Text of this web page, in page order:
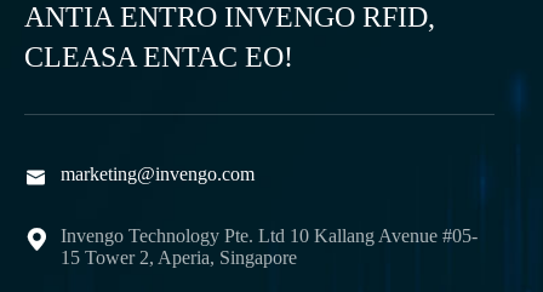
ANTIA ENTRO INVENGO RFID,
CLEASA ENTAC EO!
 marketing@invengo.com

Invengo Technology Pte. Ltd 10 Kallang Avenue #05-
15 Tower 2, Aperia, Singapore